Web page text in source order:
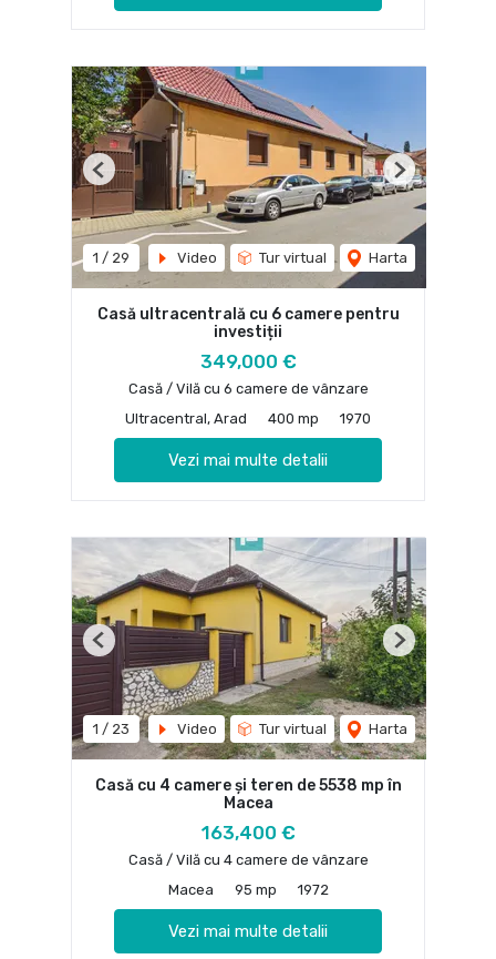
1 / 29 Video Tur virtual Harta
Previous Next
Casă ultracentrală cu 6 camere pentru
investiții
349,000 €
Casă / Vilă cu 6 camere de vânzare
Ultracentral, Arad
400 mp 1970
Vezi mai multe detalii
1 / 23 Video Tur virtual Harta
Previous Next
Casă cu 4 camere și teren de 5538 mp în
Macea
163,400 €
Casă / Vilă cu 4 camere de vânzare
Macea
95 mp 1972
Vezi mai multe detalii